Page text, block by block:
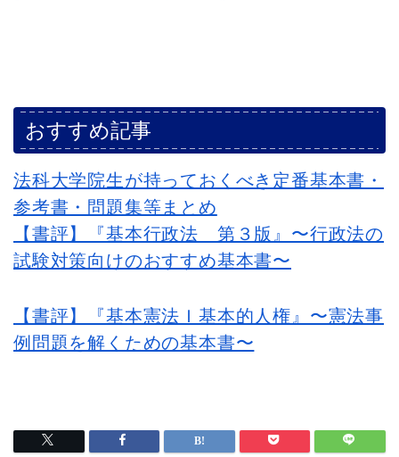
おすすめ記事
法科大学院生が持っておくべき定番基本書・
参考書・問題集等まとめ
【書評】『基本行政法 第３版』〜行政法の
試験対策向けのおすすめ基本書〜
【書評】『基本憲法Ｉ基本的人権』〜憲法事
例問題を解くための基本書〜